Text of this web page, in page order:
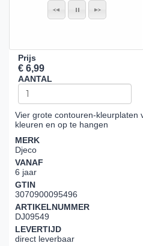
Prijs
€ 6,99
AANTAL
Vier grote contouren-kleurplaten
kleuren en op te hangen
MERK
Djeco
VANAF
6 jaar
GTIN
3070900095496
ARTIKELNUMMER
DJ09549
LEVERTIJD
direct leverbaar